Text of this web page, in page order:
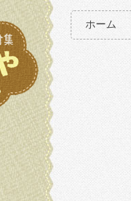
ホーム